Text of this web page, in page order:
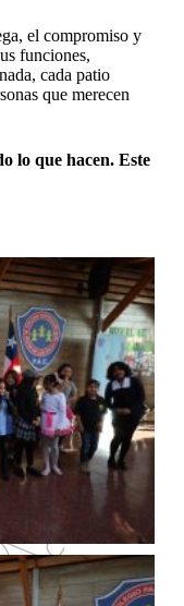
el compromiso y
funciones,
cada patio
que merecen
lo que hacen. Este